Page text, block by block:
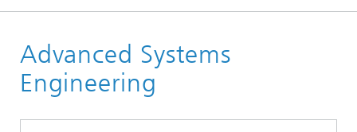
Advanced Systems
Engineering